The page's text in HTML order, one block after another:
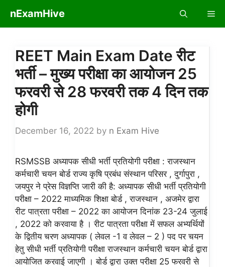
content
nExamHive
REET Main Exam Date रीट
भर्ती – मुख्य परीक्षा का आयोजन 25
फरवरी से 28 फरवरी तक 4 दिन तक
होगी
December 16, 2022 by n Exam Hive
RSMSSB अध्यापक सीधी भर्ती प्रतियोगी परीक्षा : राजस्थान
कर्मचारी चयन बोर्ड राज्य कृषि प्रबंध संस्थान परिसर , दुर्गापुरा ,
जयपुर ने प्रेस विज्ञप्ति जारी की है: अध्यापक सीधी भर्ती प्रतियोगी
परीक्षा – 2022 माध्यमिक शिक्षा बोर्ड , राजस्थान , अजमेर द्वारा
रीट पात्रता परीक्षा – 2022 का आयोजन दिनांक 23-24 जुलाई
, 2022 को करवाया है । रीट पात्रता परीक्षा में सफल अभ्यर्थियों
के द्वितीय चरण अध्यापक ( लेवल -1 व लेवल – 2 ) पद पर चयन
हेतु सीधी भर्ती प्रतियोगी परीक्षा राजस्थान कर्मचारी चयन बोर्ड द्वारा
आयोजित करवाई जाएगी । बोर्ड द्वारा उक्त परीक्षा 25 फरवरी से